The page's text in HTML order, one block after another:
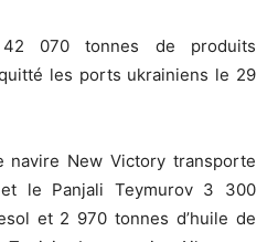
070 tonnes de produits
les ports ukrainiens le 29
navire New Victory transporte
le Panjali Teymurov 3 300
et 2 970 tonnes d’huile de